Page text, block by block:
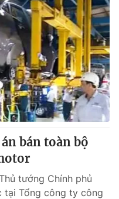
bán toàn bộ
tướng Chính phủ
tại Tổng công ty công